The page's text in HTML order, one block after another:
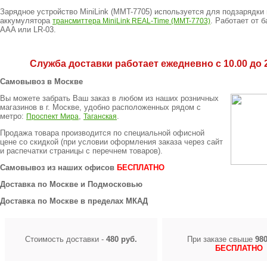
Зарядное устройство MiniLink (MMT-7705) используется для подзарядки
аккумулятора трансмиттера MiniLink REAL-Time (MMT-7703) . Работает от
AAA или LR-03.
Служба доставки работает ежедневно с 10.00 до
Самовывоз в Москве
Вы можете забрать Ваш заказ в любом из наших розничных
магазинов в г. Москве, удобно расположенных рядом с
метро: Проспект Мира, Таганская.
Продажа товара производится по специальной офисной
цене со скидкой (при условии оформления заказа через сайт
и распечатки страницы с перечнем товаров).
Самовывоз из наших офисов БЕСПЛАТНО
Доставка по Москве и Подмосковью
Доставка по Москве в пределах МКАД
Стоимость доставки - 480 руб. При заказе свыше
БЕСПЛАТНО